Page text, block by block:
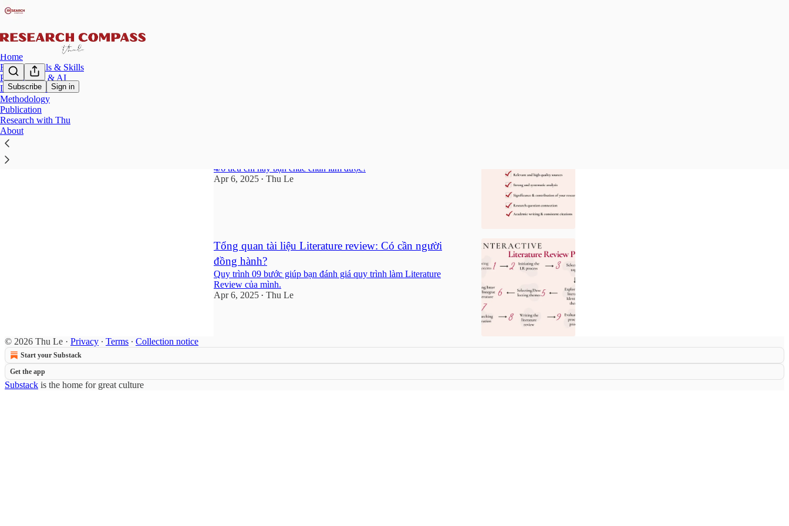
Subscribe Sign in
Home
Fundamentals & Skills
Productivity & AI
Literature Review
Methodology
Publication
Research with Thu
About
4/6 tiêu chí này bạn chắc chắn làm được!
Apr 6, 2025 • Thu Le
Tổng quan tài liệu Literature review: Có cần người
đồng hành?
Quy trình 09 bước giúp bạn đánh giá quy trình làm Literature
Review của mình.
Apr 6, 2025 • Thu Le
© 2026 Thu Le · Privacy ∙ Terms ∙ Collection notice
Start your Substack
Get the app
Substack is the home for great culture